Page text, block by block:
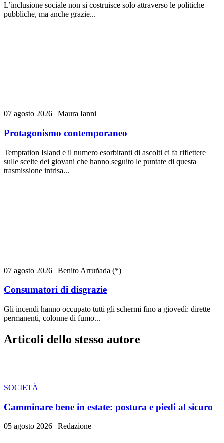
L’inclusione sociale non si costruisce solo attraverso le politiche
pubbliche, ma anche grazie...
07 agosto 2026 | Maura Ianni
Protagonismo contemporaneo
Temptation Island e il numero esorbitanti di ascolti ci fa riflettere
sulle scelte dei giovani che hanno seguito le puntate di questa
trasmissione intrisa...
07 agosto 2026 | Benito Arruñada (*)
Consumatori di disgrazie
Gli incendi hanno occupato tutti gli schermi fino a giovedì: dirette
permanenti, colonne di fumo...
Articoli dello stesso autore
SOCIETÀ
Camminare bene in estate: postura e piedi al sicuro
05 agosto 2026 | Redazione